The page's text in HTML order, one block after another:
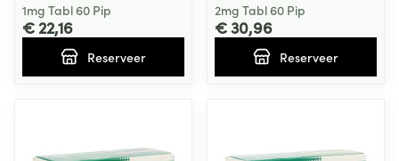
1mg Tabl 60 Pip
€ 22,16
Reserveer
2mg Tabl 60 Pip
€ 30,96
Reserveer